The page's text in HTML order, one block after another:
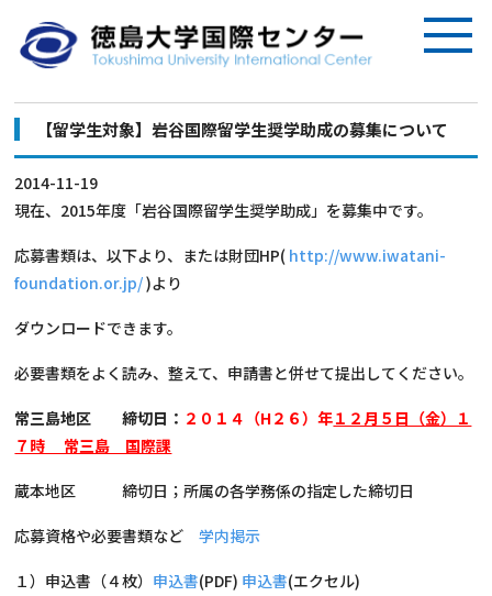
【留学生対象】岩谷国際留学生奨学助成の募集について
2014-11-19
現在、2015年度「岩谷国際留学生奨学助成」を募集中です。
応募書類は、以下より、または財団HP( http://www.iwatani-
foundation.or.jp/)より
ダウンロードできます。
必要書類をよく読み、整えて、申請書と併せて提出してください。
常三島地区締切日： ２０１４（H２６）年１２月５日（金）１
７時 常三島 国際課
蔵本地区 締切日；所属の各学務係の指定した締切日
応募資格や必要書類など学内掲示
１）申込書（４枚） 申込書(PDF) 申込書(エクセル)